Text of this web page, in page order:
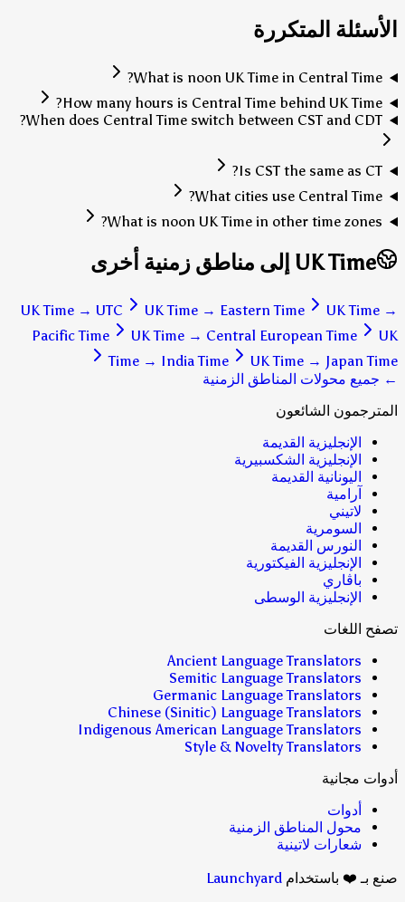
الأسئلة المتكررة
What is noon UK Time in Central Time?
How many hours is Central Time behind UK Time?
When does Central Time switch between CST and CDT?
Is CST the same as CT?
What cities use Central Time?
What is noon UK Time in other time zones?
UK Time إلى مناطق زمنية أخرى
UK Time → UTC UK Time → Eastern Time UK Time →
Pacific Time
UK Time → Central European Time
UK
Time → India Time UK Time → Japan Time
← جميع محولات المناطق الزمنية
المترجمون الشائعون
الإنجليزية القديمة
الإنجليزية الشكسبيرية
اليونانية القديمة
آرامية
لاتيني
السومرية
النورس القديمة
الإنجليزية الفيكتورية
باڤاري
الإنجليزية الوسطى
تصفح اللغات
Ancient Language Translators
Semitic Language Translators
Germanic Language Translators
Chinese (Sinitic) Language Translators
Indigenous American Language Translators
Style & Novelty Translators
أدوات مجانية
أدوات
محول المناطق الزمنية
شعارات لاتينية
صنع بـ ❤️ باستخدام Launchyard